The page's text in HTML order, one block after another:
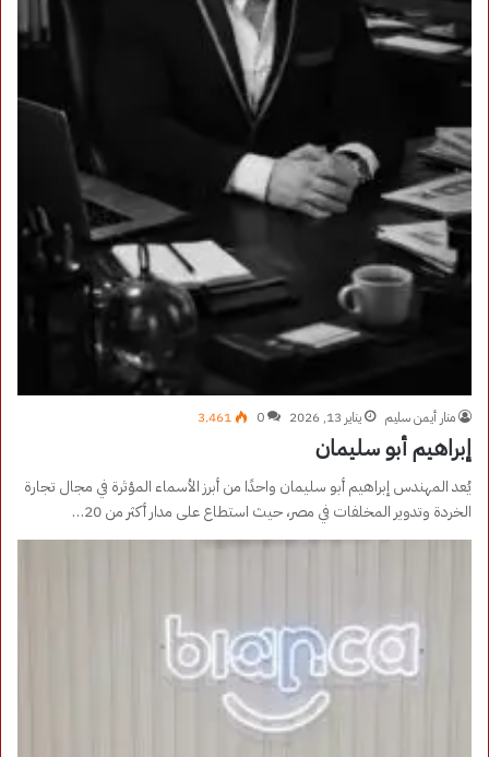
منار أيمن سليم يناير 13, 2026 0 3٬461
إبراهيم أبو سليمان
يُعد المهندس إبراهيم أبو سليمان واحدًا من أبرز الأسماء المؤثرة في مجال تجارة
الخردة وتدوير المخلفات في مصر، حيث استطاع على مدار أكثر من 20…